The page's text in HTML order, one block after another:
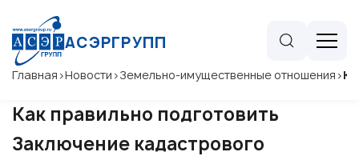
АСЭРГРУПП
Главная >Новости >Земельно-имущественные отношения >
Как правильно подготовить
Заключение кадастрового